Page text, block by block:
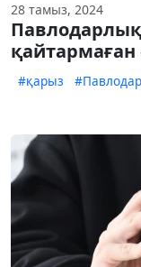
28 тамыз, 2024
қайтармаған
#қарыз #Павлодар